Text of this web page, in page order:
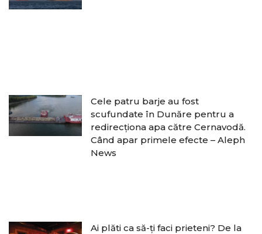
Cele patru barje au fost
scufundate în Dunăre pentru a
redirecționa apa către Cernavodă.
Când apar primele efecte – Aleph
News
Ai plăti ca să-ți faci prieteni? De la